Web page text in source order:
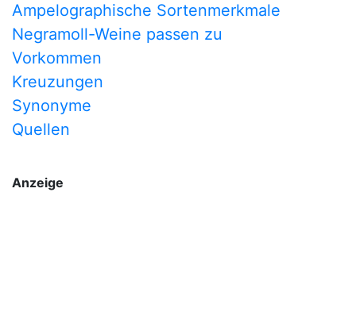
Ampelographische Sortenmerkmale
Negramoll-Weine passen zu
Vorkommen
Kreuzungen
Synonyme
Quellen
Anzeige